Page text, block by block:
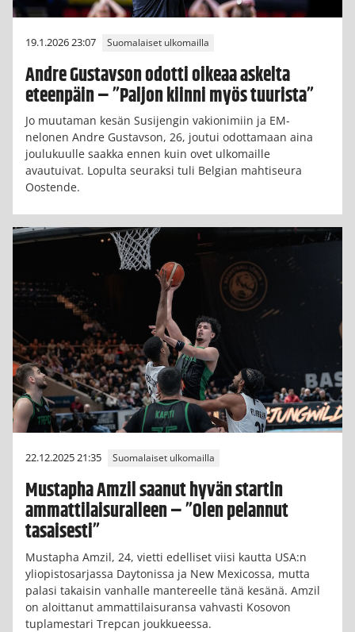
19.1.2026 23:07 Suomalaiset ulkomailla
Andre Gustavson odotti oikeaa askelta
eteenpäin – ”Paljon kiinni myös tuurista”
Jo muutaman kesän Susijengin vakionimiin ja EM-
nelonen Andre Gustavson, 26, joutui odottamaan aina
joulukuulle saakka ennen kuin ovet ulkomaille
avautuivat. Lopulta seuraksi tuli Belgian mahtiseura
Oostende.
22.12.2025 21:35 Suomalaiset ulkomailla
Mustapha Amzil saanut hyvän startin
ammattilaisuralleen – ”Olen pelannut
tasaisesti”
Mustapha Amzil, 24, vietti edelliset viisi kautta USA:n
yliopistosarjassa Daytonissa ja New Mexicossa, mutta
palasi takaisin vanhalle mantereelle tänä kesänä. Amzil
on aloittanut ammattilaisuransa vahvasti Kosovon
tuplamestari Trepcan joukkueessa.